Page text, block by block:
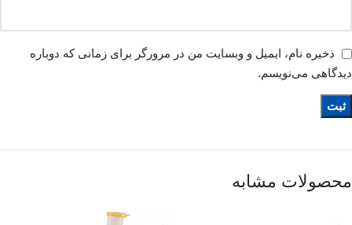
ذخیره نام، ایمیل و وبسایت من در مرورگر برای زمانی که دوباره
دیدگاهی می‌نویسم.
محصولات مشابه